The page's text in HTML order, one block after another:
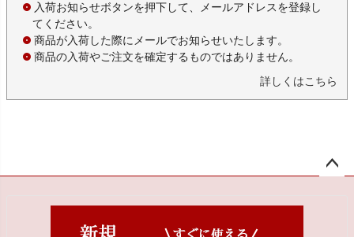
入荷お知らせボタンを押下して、メールアドレスを登録し
てください。
商品が入荷した際にメールでお知らせいたします。
商品の入荷やご注文を確定するものではありません。
詳しくはこちら